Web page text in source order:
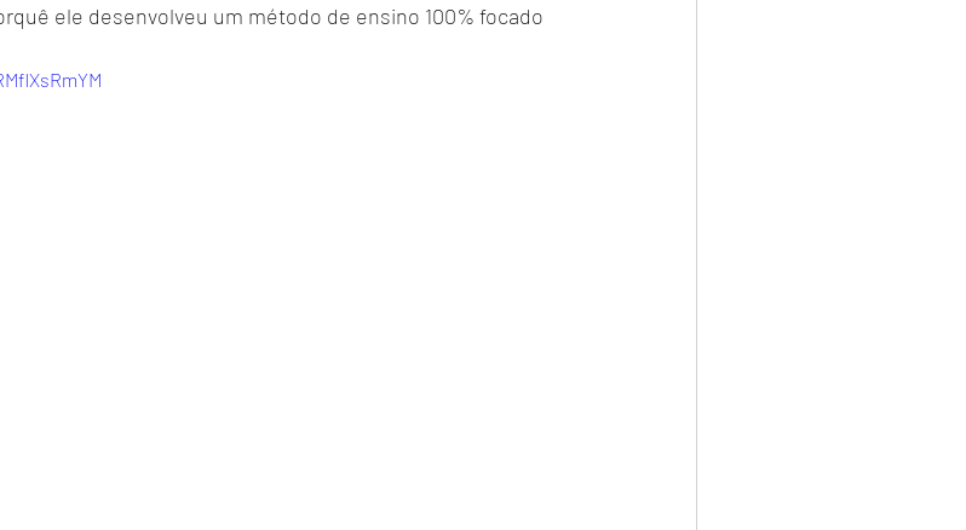
ele desenvolveu um método de ensino 100% focado